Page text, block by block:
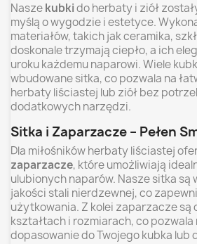
Naszekubkido herbaty i ziół
myślą o wygodzie i estetyce.
materiałów, takich jak ceramika,
doskonale trzymają ciepło, a ich
uroku każdemu naparowi. Wiele
wbudowane sitka, co pozwala na
herbaty liściastej lub ziół bez
dodatkowych narzędzi.
Sitka i Zaparzacze – Pełen
Dla miłośników herbaty liściastej
zaparzacze, które umożliwiają
ulubionych naparów. Nasze sitka są
jakości stali nierdzewnej, co
użytkowania. Z kolei zaparzacze są
kształtach i rozmiarach, co
dopasowanie do Twojego kubka lub